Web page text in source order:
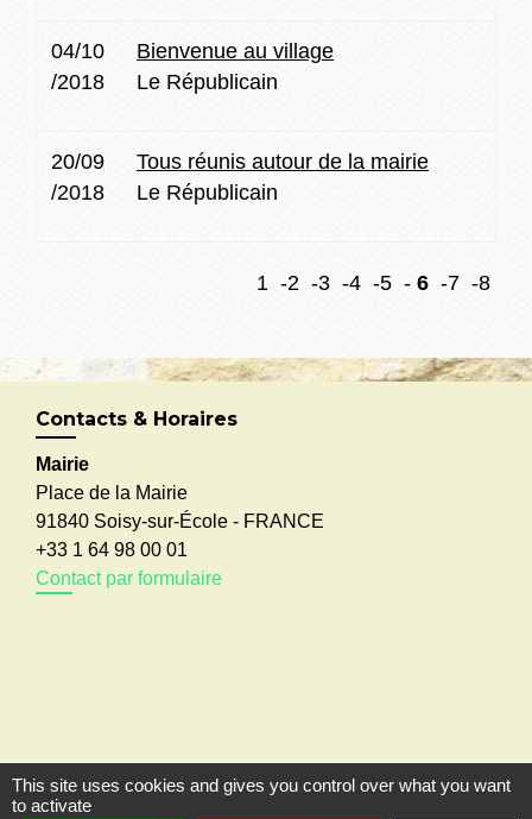
04/10
/2018
Bienvenue au village
Le Républicain
20/09
/2018
Tous réunis autour de la mairie
Le Républicain
1 -2 -3 -4 -5 - 6 -7 -8
Contacts & Horaires
Mairie
Place de la Mairie
91840 Soisy-sur-École - FRANCE
+33 1 64 98 00 01
Contact par formulaire
This site uses cookies and gives you control over what you want
to activate